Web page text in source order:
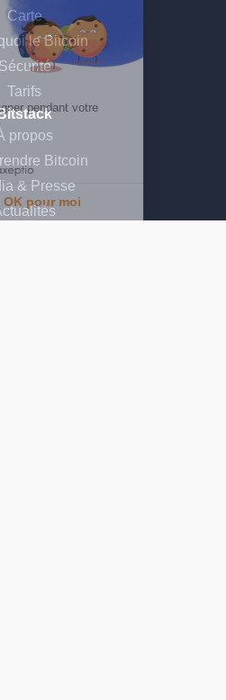
contenu de
vous
accompagner pendant votre
par
Carte
le Bitcoin
Sécurité
Tarifs
propos
Bitcoin
& Presse